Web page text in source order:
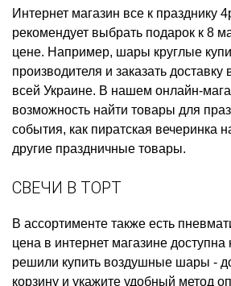
Интернет магазин все к празднику
рекомендует выбрать подарок к 8
цене. Например, шары круглые
производителя и заказать
всей Украине. В нашем онлайн-
возможность найти товары для
события, как пиратская вечеринка
другие праздничные товары.
СВЕЧИ В ТОРТ
В ассортименте также есть
цена в интернет магазине
решили купить воздушные шары -
корзину и укажите удобный метод